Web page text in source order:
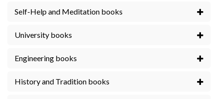
Self-Help and Meditation books
University books
Engineering books
History and Tradition books